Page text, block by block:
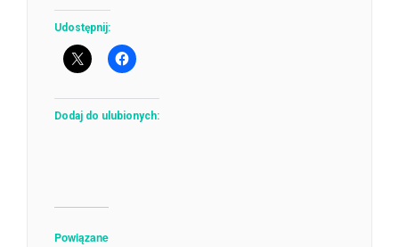
Udostępnij:
Dodaj do ulubionych:
Powiązane